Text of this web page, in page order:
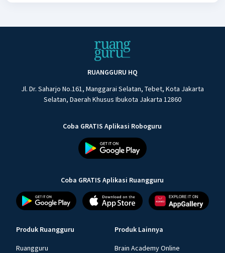
RUANGGURU HQ
Jl. Dr. Saharjo No.161, Manggarai Selatan, Tebet, Kota Jakarta
Selatan, Daerah Khusus Ibukota Jakarta 12860
Coba GRATIS Aplikasi Roboguru
Coba GRATIS Aplikasi Ruangguru
Produk Ruangguru
Ruangguru
Produk Lainnya
Brain Academy Online